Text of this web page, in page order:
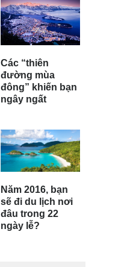
Các “thiên
đường mùa
đông” khiến bạn
ngây ngất
Năm 2016, bạn
sẽ đi du lịch nơi
đâu trong 22
ngày lễ?